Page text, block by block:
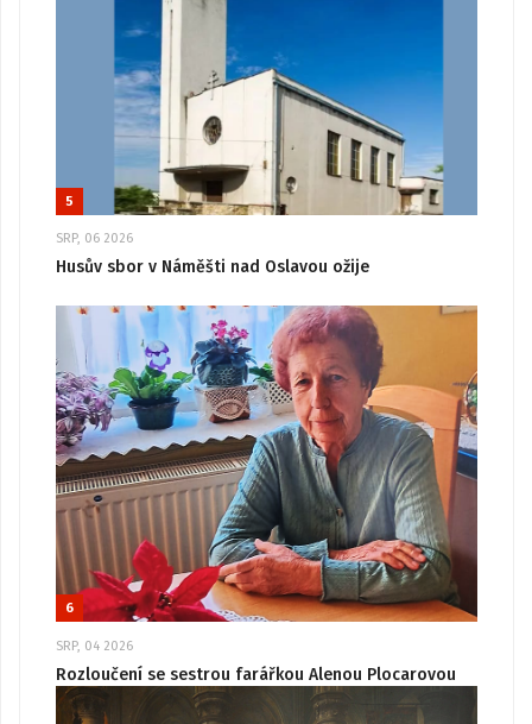
5
SRP, 06 2026
Husův sbor v Náměšti nad Oslavou ožije
6
SRP, 04 2026
Rozloučení se sestrou farářkou Alenou Plocarovou